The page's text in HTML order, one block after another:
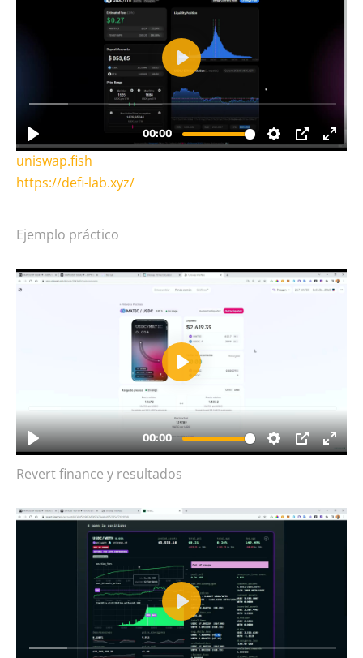
uniswap.fish
https://defi-lab.xyz/
Ejemplo práctico
Revert finance y resultados